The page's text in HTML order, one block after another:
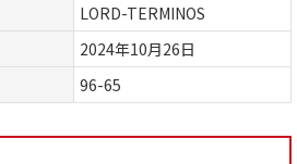
LORD-TERMINOS
2024年10月26日
96-65